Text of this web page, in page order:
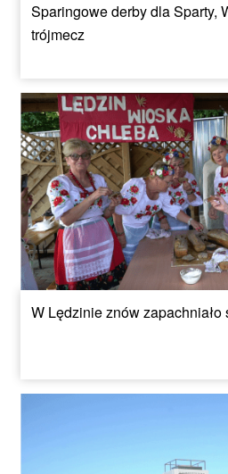
Sparingowe derby dla Sparty,
trójmecz
W Lędzinie znów